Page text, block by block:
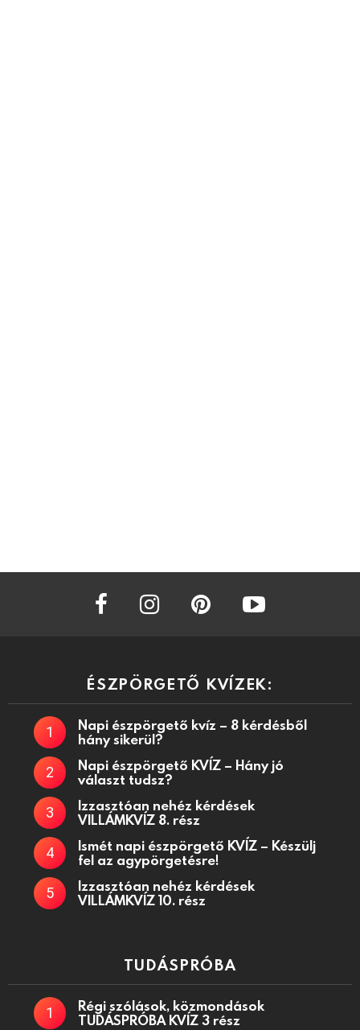
facebook instagram
ÉSZPÖRGETŐ KVÍZEK:
Napi észpörgető kvíz – 8 kérdésből
hány sikerül?
Napi észpörgető KVÍZ – Hány jó
választ tudsz?
Izzasztóan nehéz kérdések
VILLÁMKVÍZ 8. rész
Ismét napi észpörgető KVÍZ – Készülj
fel az agypörgetésre!
Izzasztóan nehéz kérdések
VILLÁMKVÍZ 10. rész
TUDÁSPRÓBA
Régi szólások, közmondások
TUDÁSPRÓBA KVÍZ 3 rész